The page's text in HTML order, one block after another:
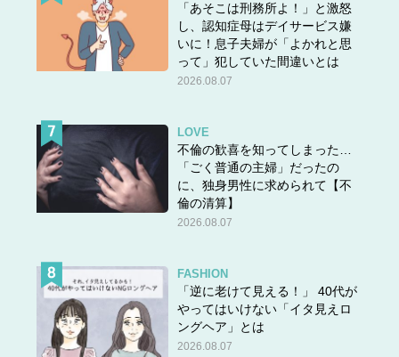
「あそこは刑務所よ！」と激怒
し、認知症母はデイサービス嫌
いに！息子夫婦が「よかれと思
って」犯していた間違いとは
2026.08.07
LOVE
不倫の歓喜を知ってしまった…
「ごく普通の主婦」だったの
に、独身男性に求められて【不
倫の清算】
2026.08.07
FASHION
「逆に老けて見える！」 40代が
やってはいけない「イタ見えロ
ングヘア」とは
2026.08.07